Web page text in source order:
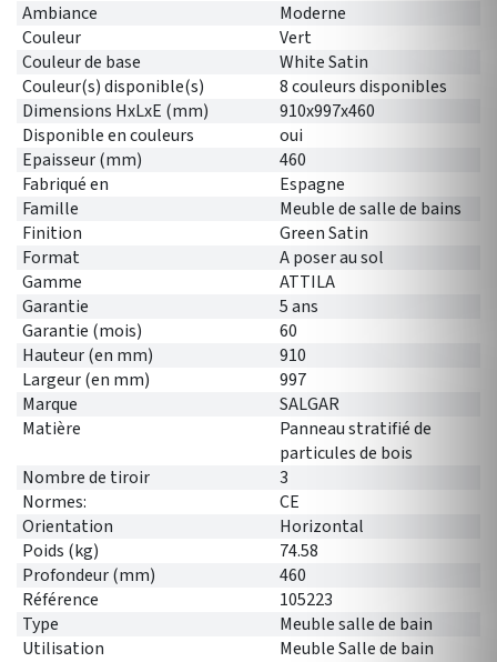
Ambiance
Moderne
Couleur
Vert
Couleur de base
White Satin
Couleur(s) disponible(s)
8 couleurs disponibles
Dimensions HxLxE (mm)
910x997x460
Disponible en couleurs
oui
Epaisseur (mm)
460
Fabriqué en
Espagne
Famille
Meuble de salle de bains
Finition
Green Satin
Format
A poser au sol
Gamme
ATTILA
Garantie
5 ans
Garantie (mois)
60
Hauteur (en mm)
910
Largeur (en mm)
997
Marque
SALGAR
Matière
Panneau stratifié de
particules de bois
Nombre de tiroir
3
Normes:
CE
Orientation
Horizontal
Poids (kg)
74.58
Profondeur (mm)
460
Référence
105223
Type
Meuble salle de bain
Utilisation
Meuble Salle de bain